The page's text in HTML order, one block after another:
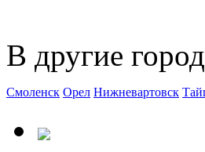
В другие
Смоленск Орел Нижневартовск